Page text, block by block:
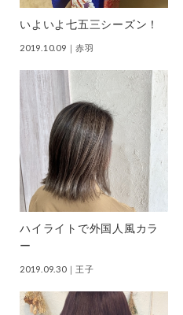
いよいよ七五三シーズン！
2019.10.09 ｜赤羽
ハイライトで外国人風カラ
ー
2019.09.30｜王子